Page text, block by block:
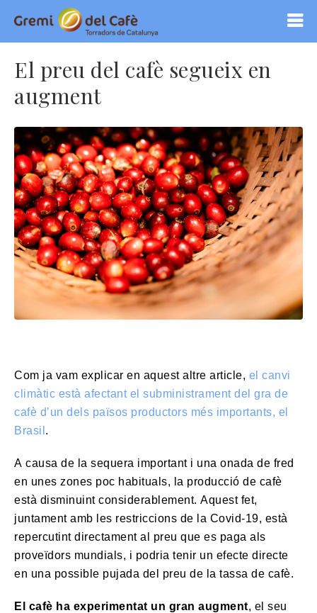
El preu del cafè segueix en
augment
Com ja vam explicar en aquest altre article, el canvi
climàtic està afectant el subministrament del gra de
cafè d’un dels països productors més importants, el
Brasil .
A causa de la sequera important i una onada de fred
en unes zones poc habituals, la producció de cafè
està disminuint considerablement. Aquest fet,
juntament amb les restriccions de la Covid-19, està
repercutint directament al preu que es paga als
proveïdors mundials, i podria tenir un efecte directe
en una possible pujada del preu de la tassa de cafè.
El cafè ha experimentat un gran augment, el seu